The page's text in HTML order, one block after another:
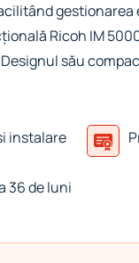
gestionarea
Ricoh IM
său
instalare
36 de luni